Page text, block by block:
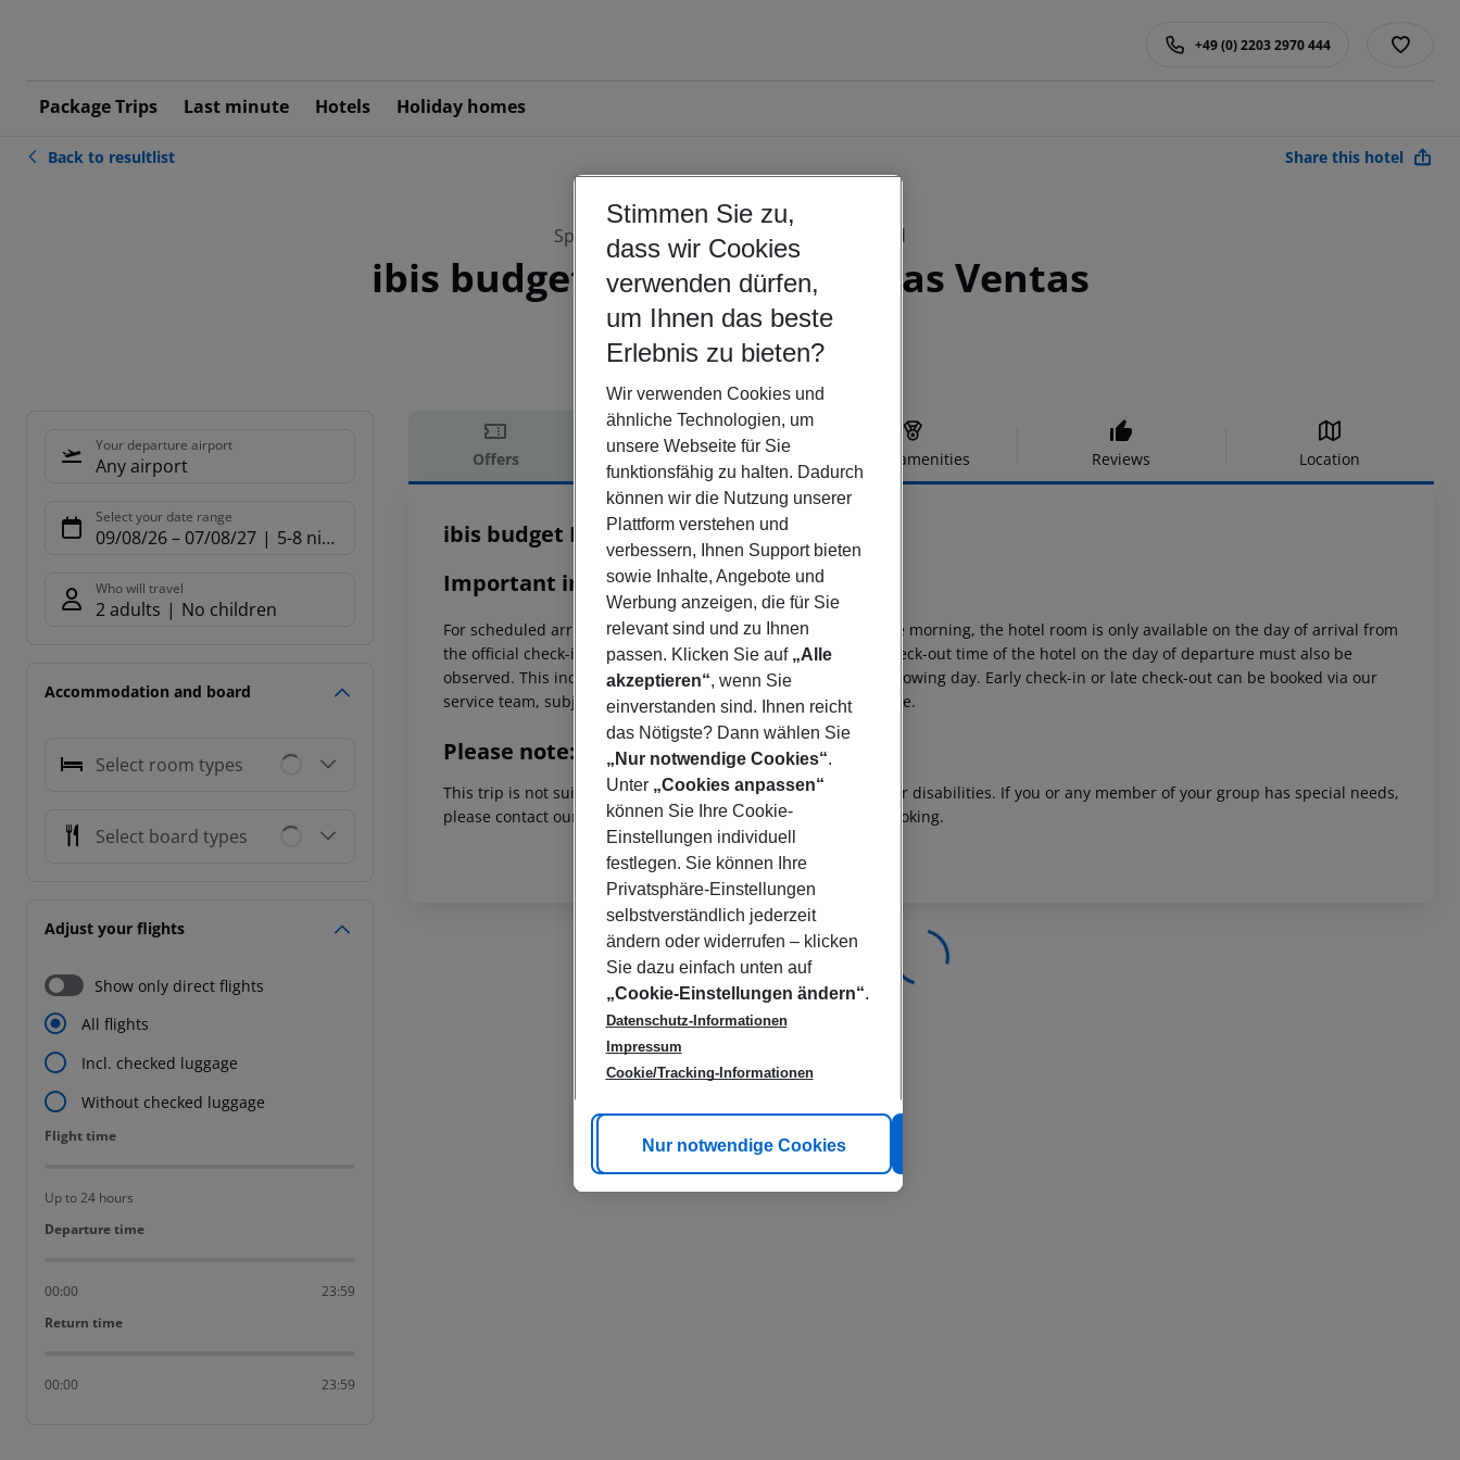
Package Trips Last minute Hotels Holiday homes
+49 (0) 2203 2970 444
Back to resultlist Share this hotel
Spain | Madrid and surroundings | Madrid
ibis budget Madrid Centro las Ventas
1
Your departure airport
Any airport
Select your date range
09/08/26– 07/08/27 5-8 nights
Who will travel
2 adults No children
Accommodation and board
Select room types
Select board types
Adjust your flights
Show only direct flights
All flights
Incl. checked luggage
Without checked luggage
Flight time
Flight time
Up to 24 hours
Departure time
Departure time
00:00 23:59
Return time
Return time
00:00 23:59
Offers Hotel amenities Reviews Location
Offer description
ibis budget Madrid Centro las Ventas
1
Important info
For scheduled arrivals in the destination area from 04:00 in the morning, the hotel room is only available on the day of arrival from
the official check-in time of the respective hotel. The official check-out time of the hotel on the day of departure must also be
observed. This includes return flights until 3.00 a.m. on the following day. Early check-in or late check-out can be booked via our
service team, subject to availability and for an additional charge.
Please note:
This trip is not suitable for passengers with reduced mobility or disabilities. If you or any member of your group has special needs,
please contact our customer service before confirming your booking.
Stimmen Sie zu,
dass wir Cookies
verwenden dürfen,
um Ihnen das beste
Erlebnis zu bieten?
Wir verwenden Cookies und
ähnliche Technologien, um
unsere Webseite für Sie
funktionsfähig zu halten. Dadurch
können wir die Nutzung unserer
Plattform verstehen und
verbessern, Ihnen Support bieten
sowie Inhalte, Angebote und
Werbung anzeigen, die für Sie
relevant sind und zu Ihnen
passen. Klicken Sie auf „Alle
akzeptieren“, wenn Sie
einverstanden sind. Ihnen reicht
das Nötigste? Dann wählen Sie
„Nur notwendige Cookies“.
Unter „Cookies anpassen“
können Sie Ihre Cookie-
Einstellungen individuell
festlegen. Sie können Ihre
Privatsphäre-Einstellungen
selbstverständlich jederzeit
ändern oder widerrufen – klicken
Sie dazu einfach unten auf
„Cookie-Einstellungen ändern“.
Datenschutz-Informationen
Impressum
Cookie/Tracking-Informationen
Cookie anpassen
Nur notwendige Cookies